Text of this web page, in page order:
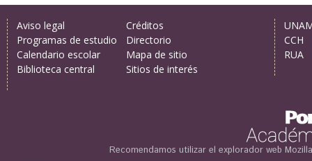
Aviso legal
Programas de estudio
Calendario escolar
Biblioteca central
Créditos
Directorio
Mapa de sitio
Sitios de interés
CCH
RUA
Recomendamos utilizar el explorador web